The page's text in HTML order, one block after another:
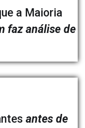
a Maioria
faz análise de
antes de